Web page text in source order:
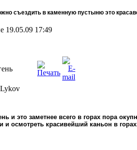
съездить в каменную пустыню это
19.05.09 17:49
и это заметнее всего в горах пора
и осмотреть красивейший каньон в